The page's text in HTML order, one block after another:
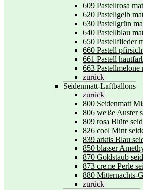
609 Pastellrosa
620 Pastellgelb
630 Pastellgrün
640 Pastellblau
650 Pastellflieder
660 Pastell
661 Pastell
663 Pastellmelone
zurück
Seidenmatt-Luftballons
zurück
800 Seidenmatt
806 weiße Auster
809 rosa Blüte
826 cool Mint
839 arktis Blau
850 blasser
870 Goldstaub
873 creme Perle
880 Mitternachts-
zurück